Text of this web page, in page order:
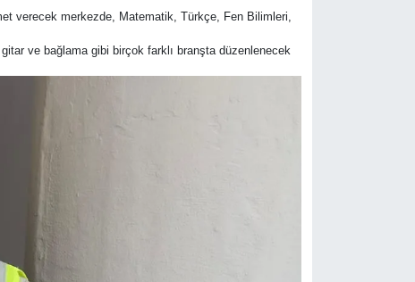
verecek merkezde, Matematik, Türkçe, Fen Bilimleri,
ve bağlama gibi birçok farklı branşta düzenlenecek